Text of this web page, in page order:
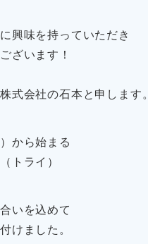
興味を持っていただき
ざいます！
式会社の石本と申します。
から始まる
トライ）
いを込めて
けました。